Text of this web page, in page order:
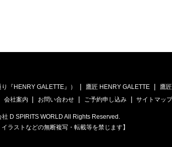
『HENRY GALETTE』） 鷹匠 HENRY GALETTE
鷹
会社案内 お問い合わせ ご予約申し込み サイトマッ
D SPIRITS WORLD All Rights Reserved.
イラストなどの無断複写・転載等を禁じます】